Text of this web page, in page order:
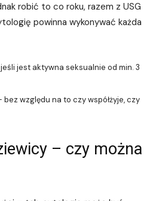
robić to co roku, razem z USG
powinna wykonywać każda
jest aktywna seksualnie od min. 3
bez względu na to czy współżyje, czy
– czy można